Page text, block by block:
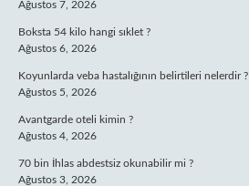
Ağustos 7, 2026
Boksta 54 kilo hangi sıklet ?
Ağustos 6, 2026
Koyunlarda veba hastalığının belirtileri nelerdir ?
Ağustos 5, 2026
Avantgarde oteli kimin ?
Ağustos 4, 2026
70 bin İhlas abdestsiz okunabilir mi ?
Ağustos 3, 2026